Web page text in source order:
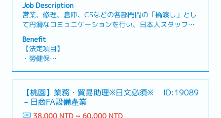
Job Description
営業、修理、倉庫、CSなどの各部門間の「橋渡し」とし
て円滑なコミュニケーションを行い、日本人スタッフの
業務を多角的にサポートすることがミッションです。■主
な業務内容 ・部門間の調整: 各部署間の連携をスムーズ
にし、業務プロセスの進捗を管理します・日本人スタッ
フのサポート: 日本人スタッフの業務サポートや、社内
コミュニケーションの円滑化を図ります・事務・コーデ
が円滑に進むための各所への手配や調整を行います
Benefit
【法定項目】
・勞健保
・各種休假（特別休假、婚假、喪假、生理假、產檢假、
陪產假、產假、育嬰假）
・退休金
【桃園】業務・貿易助理※日文必須※
－日商FA設備產業
ID:19089
38,000 NTD ~ 60,000 NTD